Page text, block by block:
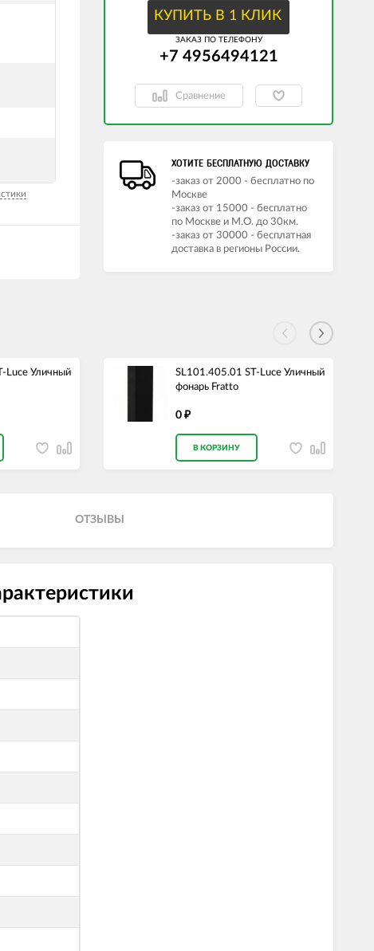
КУПИТЬ В 1 КЛИК
ЗАКАЗ ПО ТЕЛЕФОНУ
+7 4956494121
Сравнение
ХОТИТЕ БЕСПЛАТНУЮ ДОСТАВКУ
-заказ от 2000 - бесплатно по
Москве
-заказ от 15000 - бесплатно
по Москве и М.О. до 30км.
-заказ от 30000 - бесплатная
доставка в регионы России.
Luce Уличный
SL101.405.01 ST-Luce Уличный
фонарь Fratto
0 ₽
В КОРЗИНУ
ОТЗЫВЫ